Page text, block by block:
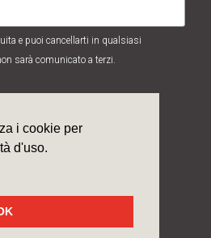
i cookie per
d'uso.
e puoi cancellarti in qualsiasi
sarà comunicato a terzi.